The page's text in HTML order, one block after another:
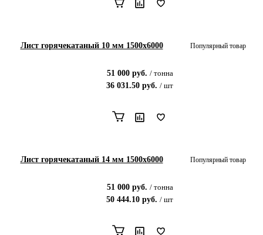
Лист горячекатаный 10 мм 1500x6000 Популярный товар
51 000руб. / тонна
36 031.50 руб. / шт
Лист горячекатаный 14 мм 1500x6000 Популярный товар
51 000руб. / тонна
50 444.10 руб. / шт